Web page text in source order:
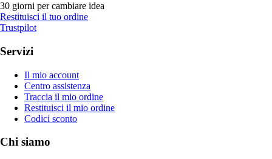
30 giorni per cambiare idea
Restituisci il tuo ordine
Trustpilot
Servizi
Il mio account
Centro assistenza
Traccia il mio ordine
Restituisci il mio ordine
Codici sconto
Chi siamo